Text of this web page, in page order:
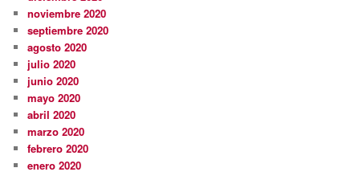
noviembre 2020
septiembre 2020
agosto 2020
julio 2020
junio 2020
mayo 2020
abril 2020
marzo 2020
febrero 2020
enero 2020